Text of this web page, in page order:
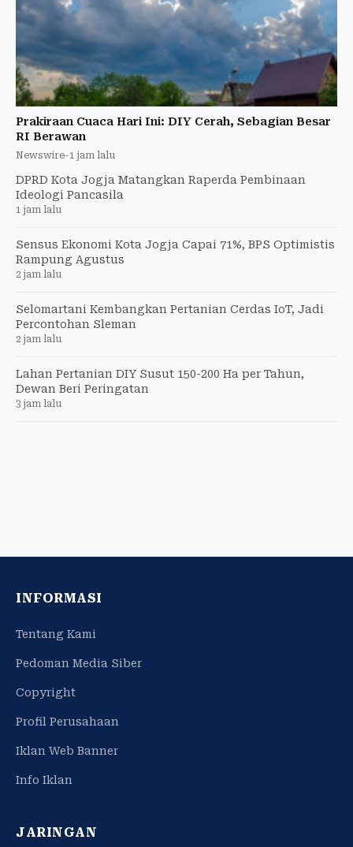
Prakiraan Cuaca Hari Ini: DIY Cerah, Sebagian Besar
RI Berawan
Newswire-1 jam lalu
DPRD Kota Jogja Matangkan Raperda Pembinaan
Ideologi Pancasila
1 jam lalu
Sensus Ekonomi Kota Jogja Capai 71%, BPS Optimistis
Rampung Agustus
2 jam lalu
Selomartani Kembangkan Pertanian Cerdas IoT, Jadi
Percontohan Sleman
2 jam lalu
Lahan Pertanian DIY Susut 150-200 Ha per Tahun,
Dewan Beri Peringatan
3 jam lalu
INFORMASI
Tentang Kami
Pedoman Media Siber
Copyright
Profil Perusahaan
Iklan Web Banner
Info Iklan
JARINGAN